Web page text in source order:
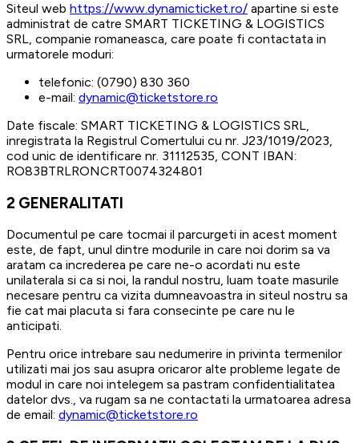
Siteul web https://www.dynamicticket.ro/ apartine si este
administrat de catre SMART TICKETING & LOGISTICS
SRL, companie romaneasca, care poate fi contactata in
urmatorele moduri:
telefonic: (0790) 830 360
e-mail: dynamic@ticketstore.ro
Date fiscale: SMART TICKETING & LOGISTICS SRL,
inregistrata la Registrul Comertului cu nr. J23/1019/2023,
cod unic de identificare nr. 31112535, CONT IBAN:
RO83BTRLRONCRT0074324801
2 GENERALITATI
Documentul pe care tocmai il parcurgeti in acest moment
este, de fapt, unul dintre modurile in care noi dorim sa va
aratam ca increderea pe care ne-o acordati nu este
unilaterala si ca si noi, la randul nostru, luam toate masurile
necesare pentru ca vizita dumneavoastra in siteul nostru sa
fie cat mai placuta si fara consecinte pe care nu le
anticipati.
Pentru orice intrebare sau nedumerire in privinta termenilor
utilizati mai jos sau asupra oricaror alte probleme legate de
modul in care noi intelegem sa pastram confidentialitatea
datelor dvs., va rugam sa ne contactati la urmatoarea adresa
de email: dynamic@ticketstore.ro